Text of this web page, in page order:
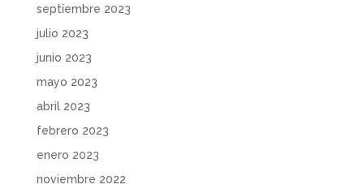
septiembre 2023
julio 2023
junio 2023
mayo 2023
abril 2023
febrero 2023
enero 2023
noviembre 2022